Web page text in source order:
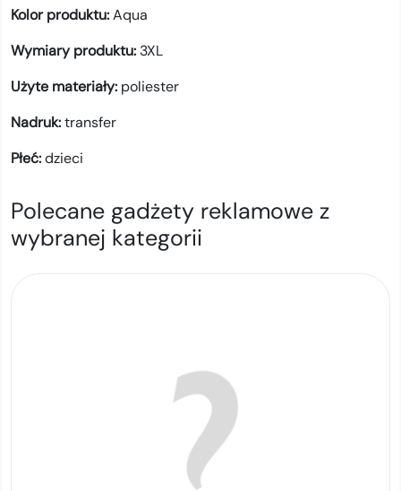
Kolor produktu:Aqua
Wymiary produktu: 3XL
Użyte materiały: poliester
Nadruk:transfer
Płeć:dzieci
Polecane gadżety reklamowe z
wybranej kategorii